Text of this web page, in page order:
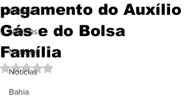
Notícias
Notícias
Notícias
Notícias
Bahia
pagamento do Auxílio
Gás e do Bolsa
Família
Avaliado com NaN de 5 estrelas.